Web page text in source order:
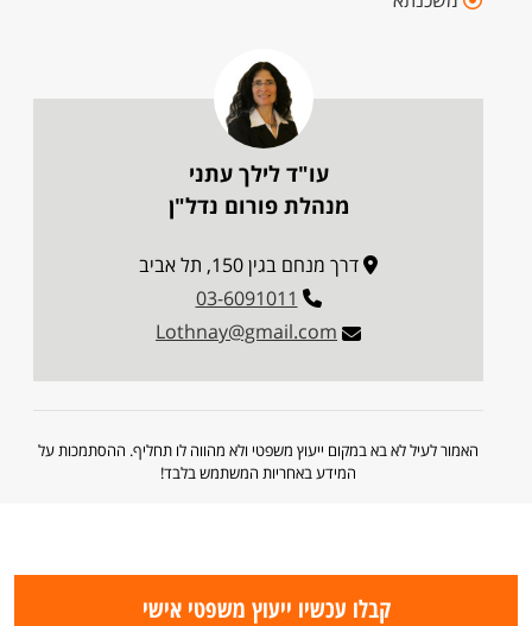
עו"ד לילך עתני
מנהלת פורום נדל"ן
דרך מנחם בגין 150, תל אביב
03-6091011
Lothnay@gmail.com
האמור לעיל לא בא במקום ייעוץ משפטי ולא מהווה לו תחליף. ההסתמכות על
המידע באחריות המשתמש בלבד!
קבלו עכשיו ייעוץ משפטי אישי